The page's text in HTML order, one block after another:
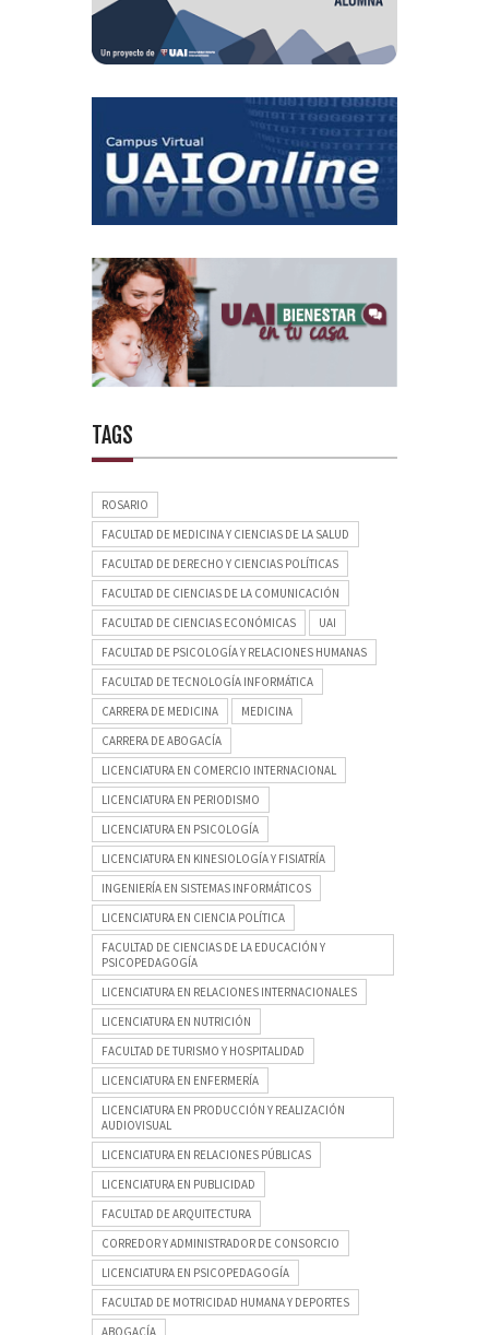
TAGS
ROSARIO
FACULTAD DE MEDICINA Y CIENCIAS DE LA SALUD
FACULTAD DE DERECHO Y CIENCIAS POLÍTICAS
FACULTAD DE CIENCIAS DE LA COMUNICACIÓN
FACULTAD DE CIENCIAS ECONÓMICAS
UAI
FACULTAD DE PSICOLOGÍA Y RELACIONES HUMANAS
FACULTAD DE TECNOLOGÍA INFORMÁTICA
CARRERA DE MEDICINA
MEDICINA
CARRERA DE ABOGACÍA
LICENCIATURA EN COMERCIO INTERNACIONAL
LICENCIATURA EN PERIODISMO
LICENCIATURA EN PSICOLOGÍA
LICENCIATURA EN KINESIOLOGÍA Y FISIATRÍA
INGENIERÍA EN SISTEMAS INFORMÁTICOS
LICENCIATURA EN CIENCIA POLÍTICA
FACULTAD DE CIENCIAS DE LA EDUCACIÓN Y
PSICOPEDAGOGÍA
LICENCIATURA EN RELACIONES INTERNACIONALES
LICENCIATURA EN NUTRICIÓN
FACULTAD DE TURISMO Y HOSPITALIDAD
LICENCIATURA EN ENFERMERÍA
LICENCIATURA EN PRODUCCIÓN Y REALIZACIÓN
AUDIOVISUAL
LICENCIATURA EN RELACIONES PÚBLICAS
LICENCIATURA EN PUBLICIDAD
FACULTAD DE ARQUITECTURA
CORREDOR Y ADMINISTRADOR DE CONSORCIO
LICENCIATURA EN PSICOPEDAGOGÍA
FACULTAD DE MOTRICIDAD HUMANA Y DEPORTES